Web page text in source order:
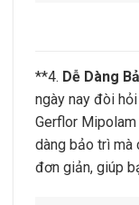
**4. Dễ Dàng
ngày nay đòi
Gerflor
dàng bảo trì mà
đơn giản, giúp